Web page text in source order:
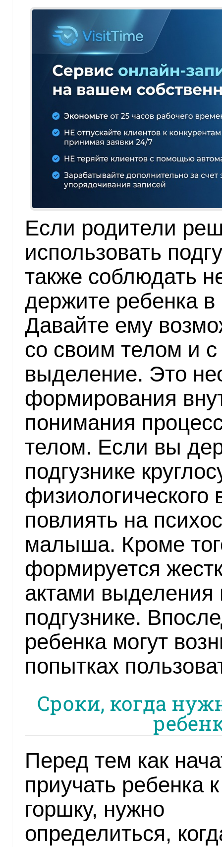
Если родители
использовать
также соблюдать
держите ребенка в
Давайте ему
со своим телом и
выделение. Это
формирования
понимания
телом. Если вы
подгузнике
повлиять на
малыша. Кроме
формируется
актами
подгузнике.
ребенка могут
попытках
Сроки, когда
Перед тем как
приучать ребенка к
горшку, нужно
определиться,